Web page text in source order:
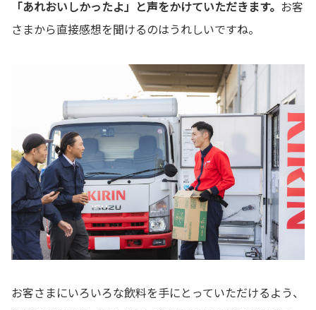
「あれおいしかったよ」と声をかけていただきます。 お客
さまから直接感想を聞けるのはうれしいですね。
お客さまにいろいろな飲料を手にとっていただけるよう、